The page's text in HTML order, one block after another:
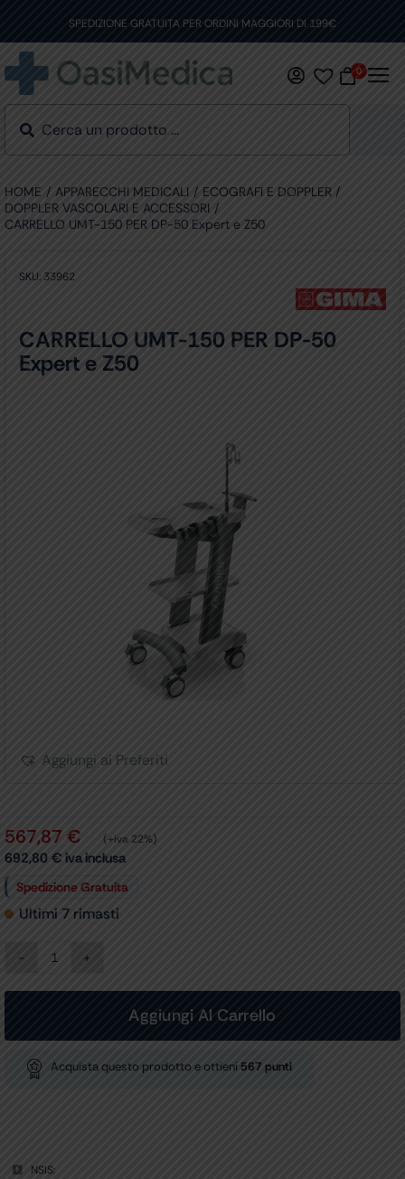
content
SPEDIZIONE GRATUITA PER ORDINI MAGGIORI DI 199€
0
HOME APPARECCHI MEDICALI
ECOGRAFI E DOPPLER
DOPPLER VASCOLARI E ACCESSORI
CARRELLO UMT-150 PER DP-50 Expert e Z50
SKU: 33962
CARRELLO UMT-150 PER DP-50
Expert e Z50
Aggiungi ai Preferiti
567,87 € (+iva 22%)
692,80 € iva inclusa
Spedizione Gratuita
Ultimi 7 rimasti
CARRELLO
150
50
Expert
Aggiungi Al Carrello
Acquista questo prodotto e ottieni 567 punti
NSIS: